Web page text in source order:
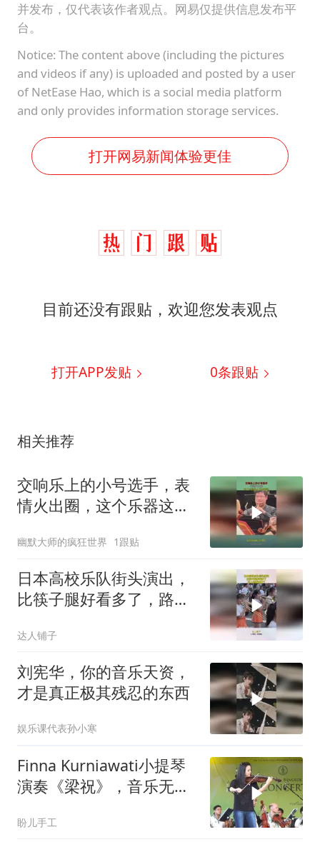
并发布，仅代表该作者观点。网易仅提供信息发布平
台。
Notice: The content above (including the pictures
and videos if any) is uploaded and posted by a user
of NetEase Hao, which is a social media platform
and only provides information storage services.
打开网易新闻体验更佳
目前还没有跟贴，欢迎您发表观点
打开APP发贴 0条跟贴
相关推荐
交响乐上的小号选手，表
情火出圈，这个乐器这么
幽默大师的疯狂世界 1跟贴
日本高校乐队街头演出，
比筷子腿好看多了，路人
达人铺子
刘宪华，你的音乐天资，
才是真正极其残忍的东西
娱乐课代表孙小寒
Finna Kurniawati小提琴
演奏《梁祝》，音乐无国
盼儿手工